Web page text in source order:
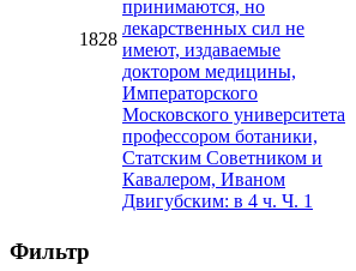
1828
принимаются, но
лекарственных сил не
имеют, издаваемые
доктором медицины,
Императорского
Московского университета
профессором ботаники,
Статским Советником и
Кавалером, Иваном
Двигубским: в 4 ч. Ч. 1
Фильтр